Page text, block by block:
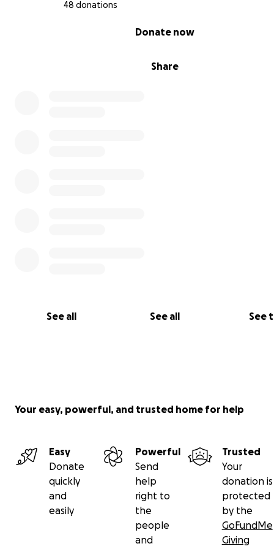
48 donations
Share
Donate now
See all See all See
وأخي... كل حركة بالنسبة له مؤلمة، والكرسي الذي يُفترض أن
Your easy, powerful, and trusted home for help
Easy
Donate
quickly
and
easily
Powerful
Send
help
right to
the
people
and
Trusted
Your
donation is
protected
by the
GoFundMe
Giving